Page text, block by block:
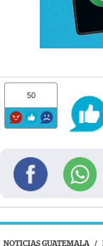
50
NOTICIAS GUATEMALA /